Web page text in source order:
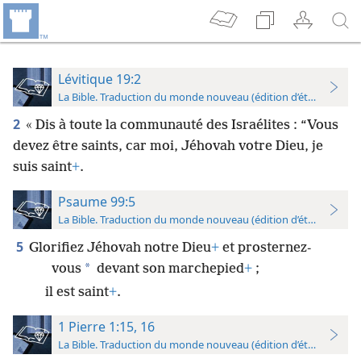
Lévitique 19:2
La Bible. Traduction du monde nouveau (édition d’étude)
2 « Dis à toute la communauté des Israélites : “Vous
devez être saints, car moi, Jéhovah votre Dieu, je
suis saint+.
Psaume 99:5
La Bible. Traduction du monde nouveau (édition d’étude)
5 Glorifiez Jéhovah notre Dieu+ et prosternez-
vous * devant son marchepied+ ;
il est saint+.
1 Pierre 1:15, 16
La Bible. Traduction du monde nouveau (édition d’étude)